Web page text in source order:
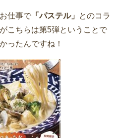
仕事で 「パステル」 とのコラ
こちらは第5弾ということで
ったんですね！